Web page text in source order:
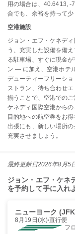
用の場合は、40.6413, -
合でも、余裕を持って少
空港施設
ジョン・エフ・ケネデ
う、充実した設備を備
る駐車場、すぐに現金
ン — に加え、空港ホテ
デューティーフリーシ
ストラン、待ち合わせ
揃うことで、空港での
ケネディ国際空港から
目的地への航空券をお
出張にも、新しい場所
充実させましょう。
最終更新日2026年8月5
ジョン・エフ・ケネ
を予約して手に入れ
ニューヨーク
8月19日(水) 直行便
フ